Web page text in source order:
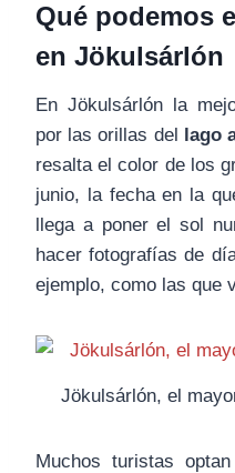
Qué podemos
en Jökulsárlón
En Jökulsárlón la
por las orillas del
lago
resalta el color de los
junio, la fecha en la
llega a poner el sol
hacer fotografías de
ejemplo, como las que
Jökulsárlón, el
Muchos turistas